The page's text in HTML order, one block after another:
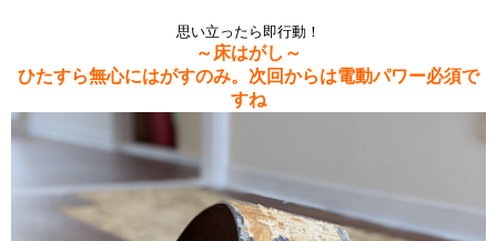
思い立ったら即行動！
～床はがし～
ひたすら無心にはがすのみ。次回からは電動パワー必須で
すね